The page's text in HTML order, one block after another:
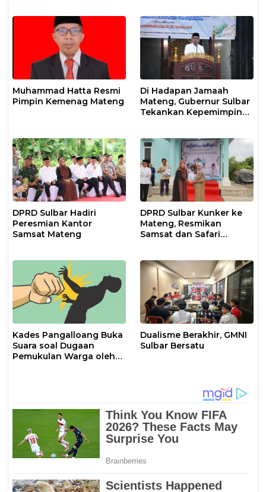
Muhammad Hatta Resmi
Pimpin Kemenag Mateng
Di Hadapan Jamaah
Mateng, Gubernur Sulbar
Tekankan Kepemimpinan
DPRD Sulbar Hadiri
Peresmian Kantor
Samsat Mateng
DPRD Sulbar Kunker ke
Mateng, Resmikan
Samsat dan Safari
Kades Pangalloang Buka
Suara soal Dugaan
Pemukulan Warga oleh
Dualisme Berakhir, GMNI
Sulbar Bersatu